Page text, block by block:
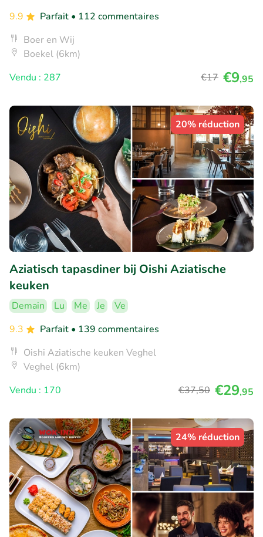
9.9
Parfait • 112 commentaires
Boer en Wij
Boekel (6km)
Vendu : 287
€17 €9,95
20% réduction
Aziatisch tapasdiner bij Oishi Aziatische
keuken
Demain Lu Me Je
Ve
9.3
Parfait • 139 commentaires
Oishi Aziatische keuken Veghel
Veghel (6km)
Vendu : 170
€37,50 €29,95
24% réduction